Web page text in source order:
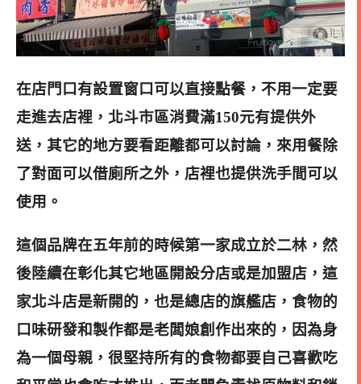
在店門口有設置窗口可以直接點餐，不用一定要
走進去店裡，北斗市區消費滿150元有提供外
送，其它的地方要看距離都可以討論，來用餐除
了對面可以借廁所之外，店裡也提供洗手間可以
使用 。
這個品牌在五年前的時候第一家成立於二林，然
後陸續在彰化其它地區開設分店或是加盟店，這
家北斗店是新開的，也是總店的旗艦店，食物的
口味研發和製作都是老闆娘創作出來的，因為身
為一個母親，很堅持所有的食物都要自己喜歡吃